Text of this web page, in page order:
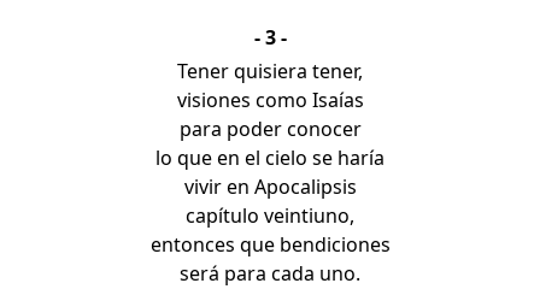
- 3 -
Tener quisiera tener,
visiones como Isaías
para poder conocer
lo que en el cielo se haría
vivir en Apocalipsis
capítulo veintiuno,
entonces que bendiciones
será para cada uno.